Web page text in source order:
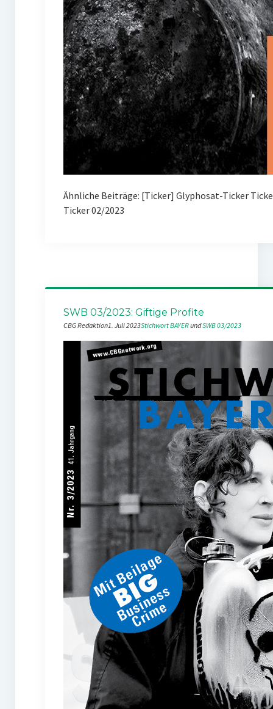
Ähnliche Beiträge: [Ticker] Glyphosat-Ticker
Ticker 02/2023
SWB 03/2023: Giftige Profite
CBG Redaktion1. Juli 2023Stichwort BAYER und SWB 03/2023